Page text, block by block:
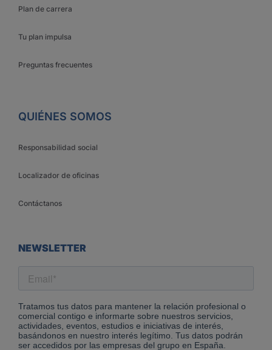
Plan de carrera
Tu plan impulsa
Preguntas frecuentes
QUIÉNES SOMOS
Responsabilidad social
Localizador de oficinas
Contáctanos
NEWSLETTER